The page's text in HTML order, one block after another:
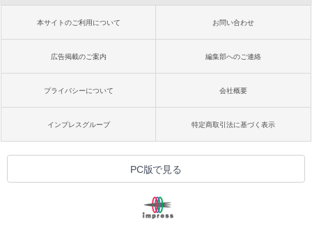
本サイトのご利用について お問い合わせ
広告掲載のご案内 編集部へのご連絡
プライバシーについて 会社概要
インプレスグループ 特定商取引法に基づく表示
PC版で見る